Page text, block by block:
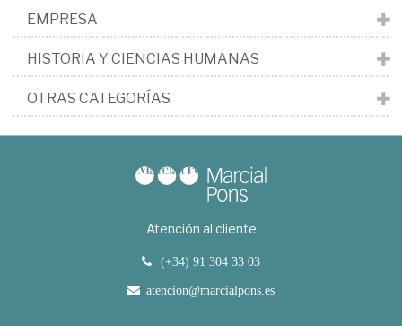
EMPRESA
HISTORIA Y CIENCIAS HUMANAS
OTRAS CATEGORÍAS
Atención al cliente
(+34) 91 304 33 03
atencion@marcialpons.es